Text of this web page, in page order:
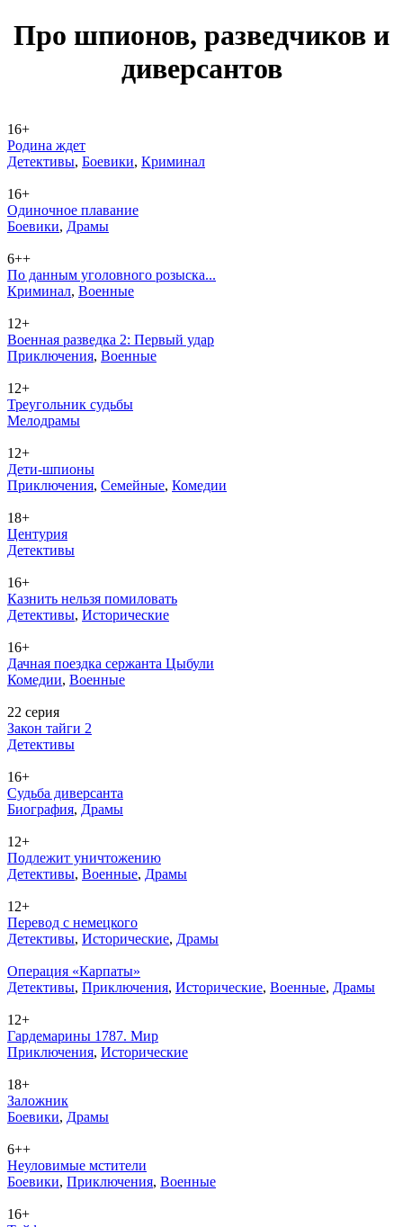
Про шпио­нов, раз­вед­чи­ков и
ди­вер­сан­тов
16+
Родина ждет
Де­тек­ти­вы, Бое­ви­ки, Кри­ми­нал
16+
Одиночное плавание
Бое­ви­ки, Дра­мы
6++
По данным уголовного розыска...
Кри­ми­нал, Во­ен­ные
12+
Военная разведка 2: Первый удар
При­клю­че­ния, Во­ен­ные
12+
Треугольник судьбы
Ме­ло­дра­мы
12+
Дети-шпионы
При­клю­че­ния, Се­мей­ные, Ко­ме­дии
18+
Центурия
Де­тек­ти­вы
16+
Казнить нельзя помиловать
Де­тек­ти­вы, Ис­то­ри­че­ские
16+
Дачная поездка сержанта Цыбули
Ко­ме­дии, Во­ен­ные
22 серия
Закон тайги 2
Де­тек­ти­вы
16+
Судьба диверсанта
Био­гра­фия, Дра­мы
12+
Подлежит уничтожению
Де­тек­ти­вы, Во­ен­ные, Дра­мы
12+
Перевод с немецкого
Де­тек­ти­вы, Ис­то­ри­че­ские, Дра­мы
Операция «Карпаты»
Де­тек­ти­вы, При­клю­че­ния, Ис­то­ри­че­ские, Во­ен­ные, Дра­мы
12+
Гардемарины 1787. Мир
При­клю­че­ния, Ис­то­ри­че­ские
18+
Заложник
Бое­ви­ки, Дра­мы
6++
Неуловимые мстители
Бое­ви­ки, При­клю­че­ния, Во­ен­ные
16+